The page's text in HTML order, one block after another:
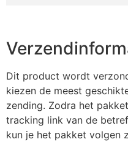
Dit product wordt
kiezen de meest
zending. Zodra het
tracking link van de
kun je het pakket volgen